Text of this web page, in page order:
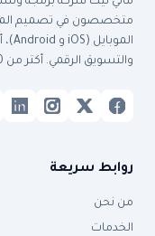
متخصصون في تصميم
والتسويق الرقمي. أكتر من 250 عميل في الوطن العربي.
روابط سريعة
من نحن
الخدمات